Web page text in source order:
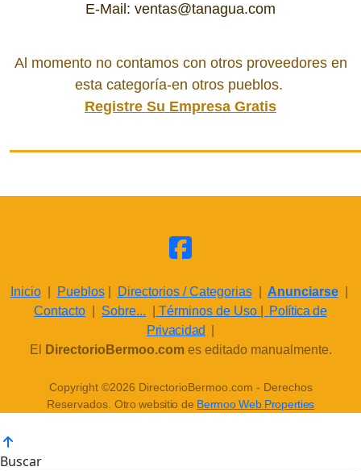
E-Mail: ventas@tanagua.com
Al momento no contamos con otros proveedores en
esta categoría-en otros pueblos.
Registre Su Empresa Gratis
Inicio| Pueblos| Directorios / Categorias| Anunciarse|
Contacto
Sobre... Términos de Uso
Política de
Privacidad
El
DirectorioBermoo.comes editado manualmente.
Copyright ©2026 DirectorioBermoo.com - Derechos
Reservados. Otro websitio de Bermoo Web Properties
Buscar